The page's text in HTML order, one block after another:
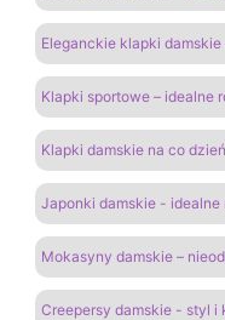
Eleganckie klapki
Klapki sportowe – idealne
Klapki damskie na co
Japonki damskie - idealne
Mokasyny damskie –
Creepersy damskie - styl i